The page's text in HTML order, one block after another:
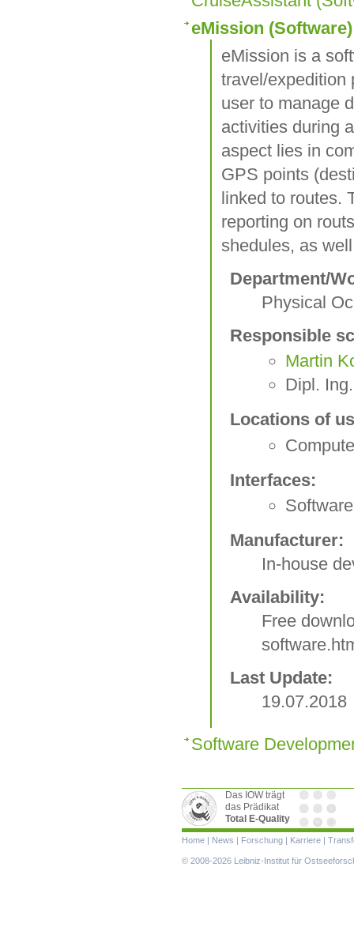
eMission (Software)
eMission is a
travel/expedition
user to manage
activities during
aspect lies in
GPS points
linked to routes.
reporting on
shedules, as
Department/
Physical
Responsible
Martin
Dipl.
Locations of
Interfaces:
Software
Manufacturer:
In-house
Availability:
Free
Last Update:
19.07.2018
Software
Das IOW trägt
das Prädikat
Total E-Quality
Navigation
überspringen
Home | News | Forschung | Karriere |
© 2008-2026 Leibniz-Institut für